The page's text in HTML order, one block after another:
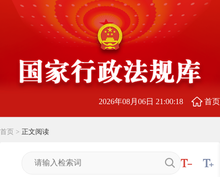
2026年08月06日 21:00:18 首页
首页 > 正文阅读